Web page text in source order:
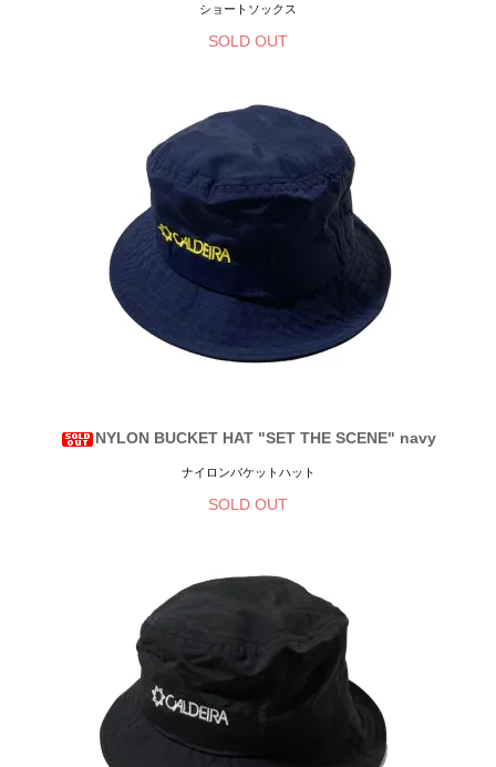
ショートソックス
SOLD OUT
NYLON BUCKET HAT "SET THE SCENE" navy
ナイロンバケットハット
SOLD OUT